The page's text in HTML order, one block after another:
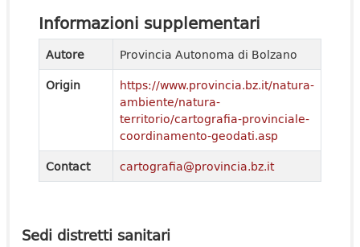
Sedi distretti sanitari
Informazioni supplementari
Autore
Provincia Autonoma di Bolzano
Origin
https://www.provincia.bz.it/natura-
ambiente/natura-
territorio/cartografia-provinciale-
coordinamento-geodati.asp
Contact
cartografia@provincia.bz.it